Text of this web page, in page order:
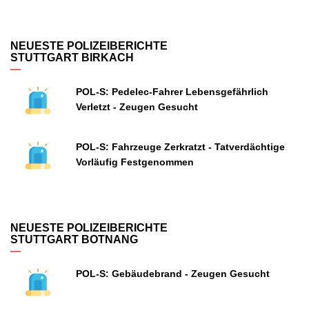
NEUESTE POLIZEIBERICHTE
STUTTGART BIRKACH
POL-S: Pedelec-Fahrer Lebensgefährlich
Verletzt - Zeugen Gesucht
POL-S: Fahrzeuge Zerkratzt - Tatverdächtige
Vorläufig Festgenommen
NEUESTE POLIZEIBERICHTE
STUTTGART BOTNANG
POL-S: Gebäudebrand - Zeugen Gesucht